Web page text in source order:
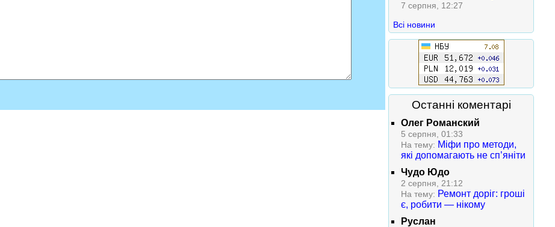
7 серпня, 12:27
Всі новини
Останні коментарі
Олег Романский
5 серпня, 01:33
На тему: Міфи про методи,
які допомагають не сп’яніти
Чудо Юдо
2 серпня, 21:12
На тему: Ремонт доріг: гроші
є, робити — нікому
Руслан